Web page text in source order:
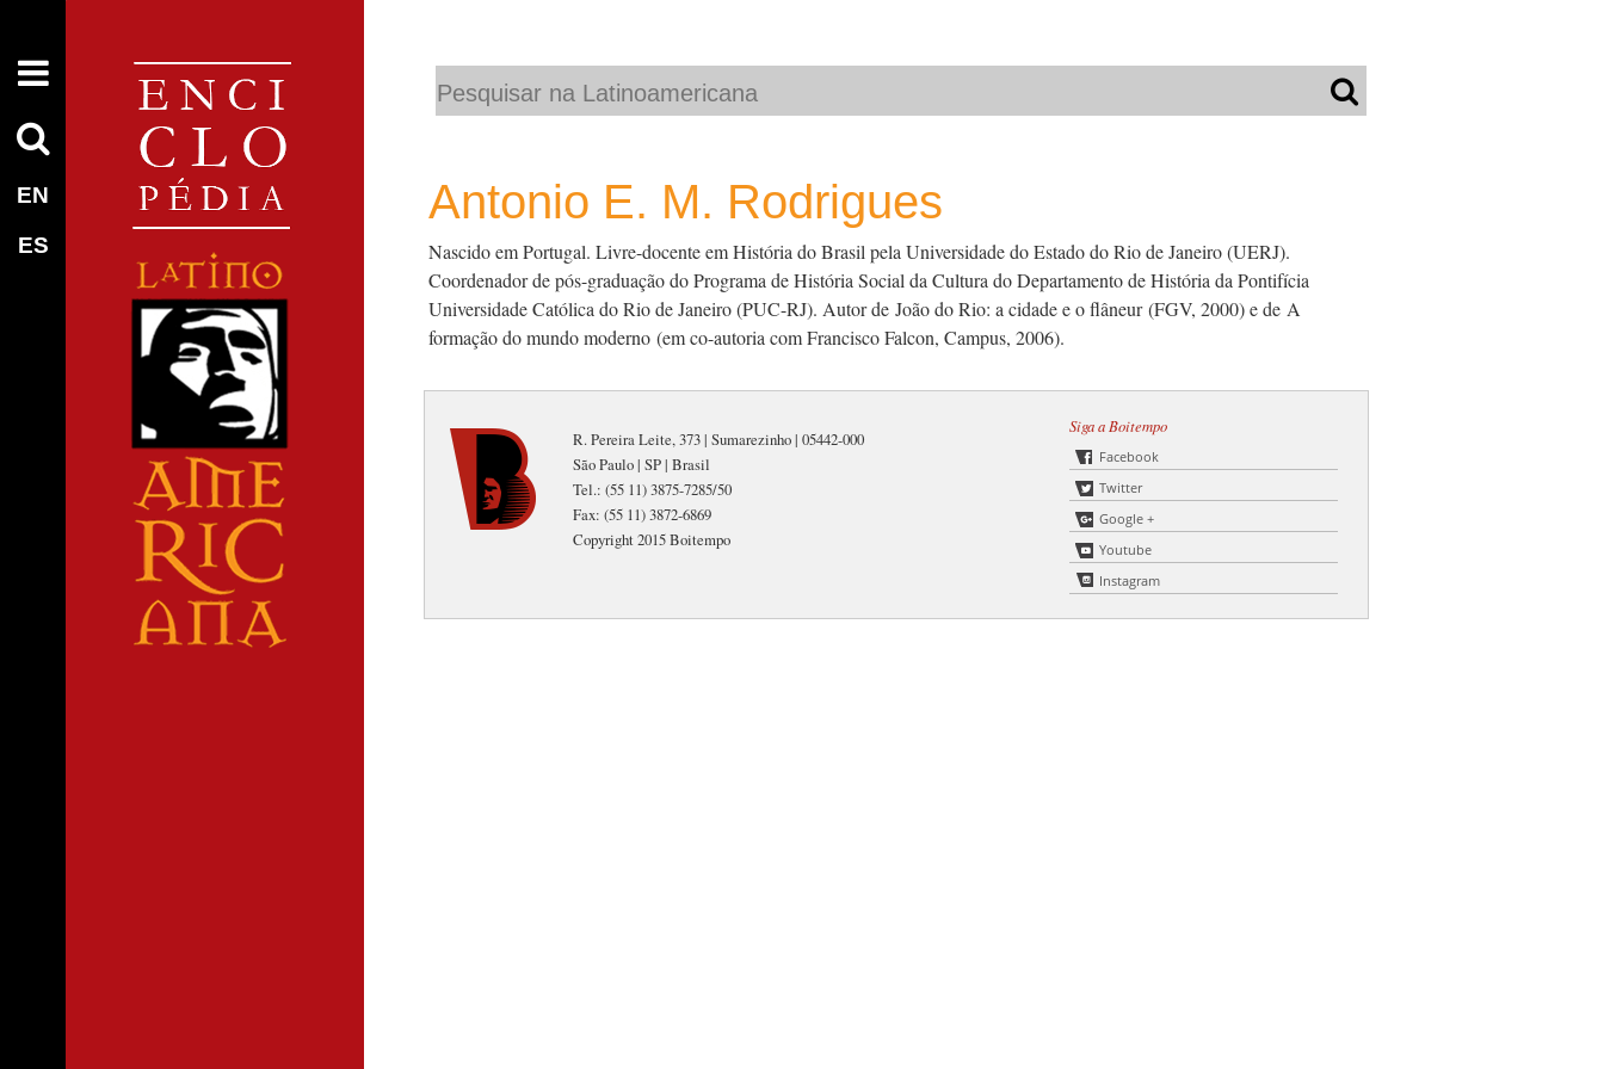
EN
ES
Antonio E. M. Rodrigues
Nascido em Portugal. Livre-docente em História do Brasil pela Universidade do Estado do Rio de Janeiro (UERJ).
Coordenador de pós-graduação do Programa de História Social da Cultura do Departamento de História da Pontifícia
Universidade Católica do Rio de Janeiro (PUC-RJ). Autor de João do Rio: a cidade e o flâneur(FGV, 2000) e de A
formação do mundo moderno (em co-autoria com Francisco Falcon, Campus, 2006).
R. Pereira Leite, 373 | Sumarezinho | 05442-000
São Paulo | SP | Brasil
Tel.: (55 11) 3875-7285/50
Fax: (55 11) 3872-6869
Copyright 2015 Boitempo
Siga a Boitempo
Facebook
Twitter
Google +
Youtube
Instagram